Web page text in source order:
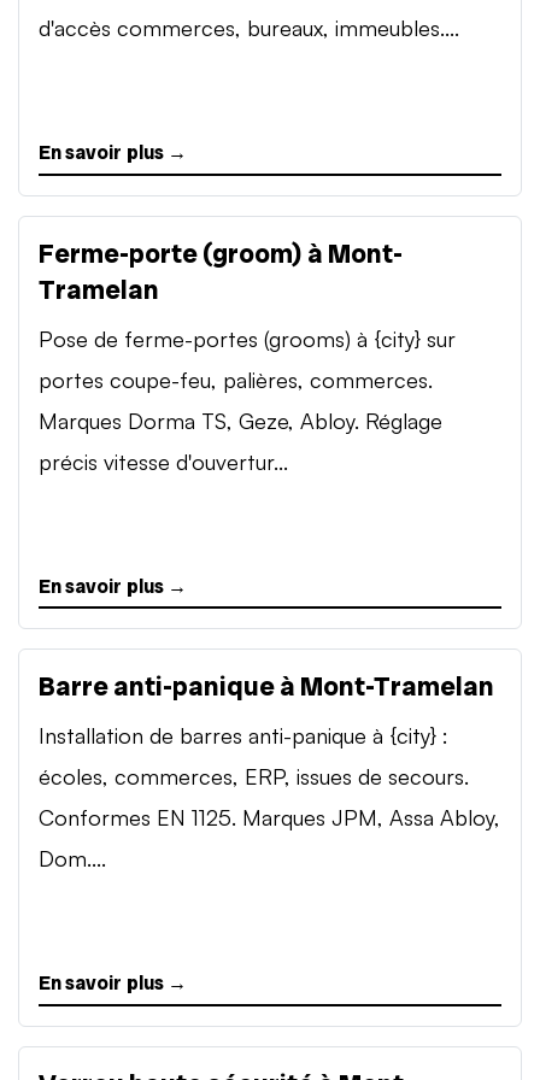
d'accès commerces, bureaux, immeubles....
En savoir plus →
Ferme-porte (groom) à Mont-
Tramelan
Pose de ferme-portes (grooms) à {city} sur
portes coupe-feu, palières, commerces.
Marques Dorma TS, Geze, Abloy. Réglage
précis vitesse d'ouvertur...
En savoir plus →
Barre anti-panique à Mont-Tramelan
Installation de barres anti-panique à {city} :
écoles, commerces, ERP, issues de secours.
Conformes EN 1125. Marques JPM, Assa Abloy,
Dom....
En savoir plus →